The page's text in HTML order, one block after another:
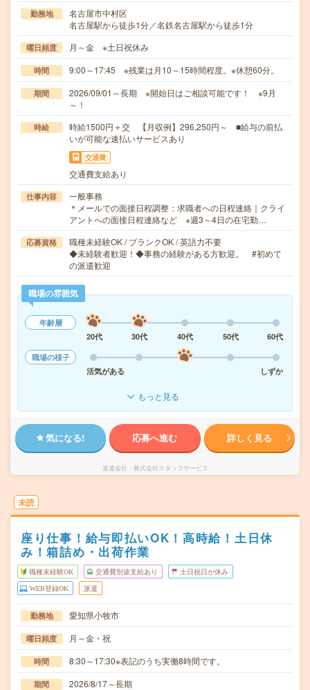
勤務地
名古屋市中村区
名古屋駅から徒歩1分／名鉄名古屋駅から徒歩1分
曜日頻度 月～金 ※土日祝休み
時間 9:00～17:45 ※残業は月10～15時間程度。※休憩60分。
期間
2026/09/01～長期 ※開始日はご相談可能です！ ※9月
～！
時給
時給1500円＋交 【月収例】296,250円～ ■給与の前払
いが可能な速払いサービスあり
交通費
交通費支給あり
仕事内容
一般事務
＊メールでの面接日程調整：求職者への日程連絡｜クライ
アントへの面接日程連絡など ※週3～4日の在宅勤…
応募資格
職種未経験OK / ブランクOK / 英語力不要
◆未経験者歓迎！◆事務の経験がある方歓迎。 #初めて
の派遣歓迎
職場の雰囲気
年齢層
20代
30代 40代 50代
60代
職場の様子
活気がある
しずか
もっと見る
気になる! 応募へ進む 詳しく見る
派遣会社 株式会社スタッフサービス
未読
座り仕事！給与即払いOK！高時給！土日休
み！箱詰め・出荷作業
職種未経験OK 交通費別途支給あり 土日祝日が休み
WEB登録OK 派遣
勤務地 愛知県小牧市
曜日頻度 月～金・祝
時間 8:30～17:30※表記のうち実働8時間です。
期間 2026/8/17～長期